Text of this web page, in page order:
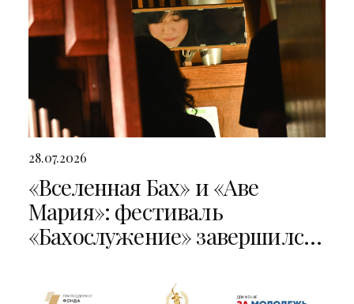
28.07.2026
«Вселенная Бах» и «Аве
Мария»: фестиваль
«Бахослужение» завершился